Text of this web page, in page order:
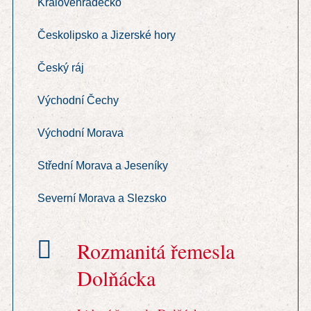
Českolipsko a Jizerské hory
Český ráj
Východní Čechy
Východní Morava
Střední Morava a Jeseníky
Severní Morava a Slezsko
Rozmanitá řemesla
Dolňácka